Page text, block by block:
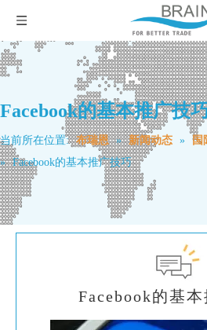
Facebook的基本推广技
当前所在位置: 布瑞恩 » 新闻动态 » 国
» Facebook的基本推广技巧
Facebook的基